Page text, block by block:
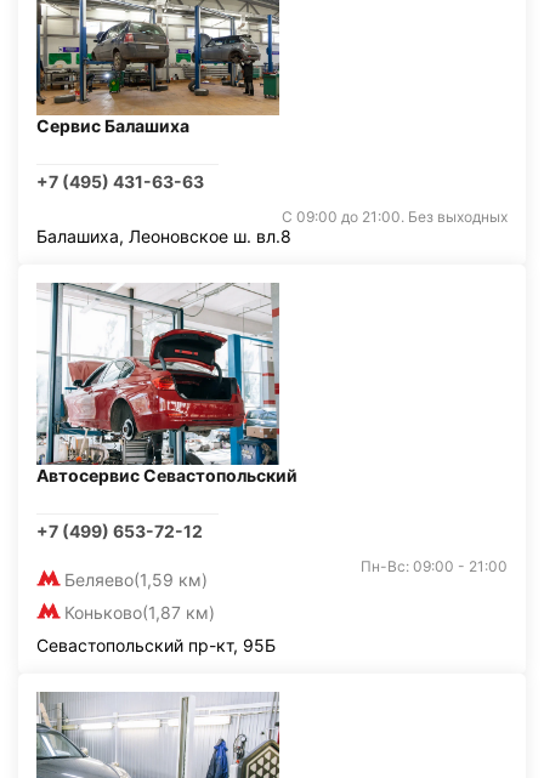
Сервис Балашиха
+7 (495) 431-63-63
С 09:00 до 21:00. Без выходных
Балашиха, Леоновское ш. вл.8
Автосервис Севастопольский
+7 (499) 653-72-12
Беляево(1,59 км)
Коньково(1,87 км)
Пн-Вс: 09:00 - 21:00
Севастопольский пр-кт, 95Б